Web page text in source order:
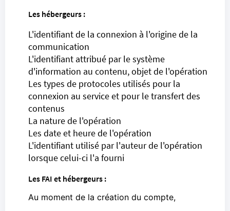
Les hébergeurs :
L'identifiant de la connexion à l'origine de la
communication
L'identifiant attribué par le système
d'information au contenu, objet de l'opération
Les types de protocoles utilisés pour la
connexion au service et pour le transfert des
contenus
La nature de l'opération
Les date et heure de l'opération
L'identifiant utilisé par l'auteur de l'opération
lorsque celui-ci l'a fourni
Les FAI et hébergeurs :
Au moment de la création du compte,